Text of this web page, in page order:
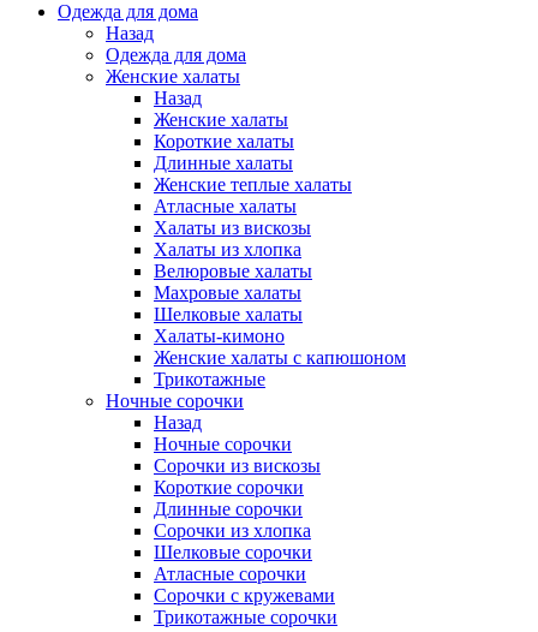
Одежда для дома
Назад
Одежда для дома
Женские халаты
Назад
Женские халаты
Короткие халаты
Длинные халаты
Женские теплые халаты
Атласные халаты
Халаты из вискозы
Халаты из хлопка
Велюровые халаты
Махровые халаты
Шелковые халаты
Халаты-кимоно
Женские халаты с капюшоном
Трикотажные
Ночные сорочки
Назад
Ночные сорочки
Сорочки из вискозы
Короткие сорочки
Длинные сорочки
Сорочки из хлопка
Шелковые сорочки
Атласные сорочки
Сорочки с кружевами
Трикотажные сорочки